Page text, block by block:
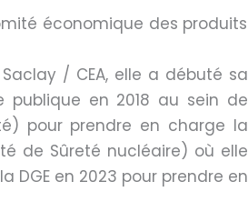
économique des produits
/ CEA, elle a débuté sa
publique en 2018 au sein de
pour prendre en charge la
de Sûreté nucléaire) où elle
en 2023 pour prendre en